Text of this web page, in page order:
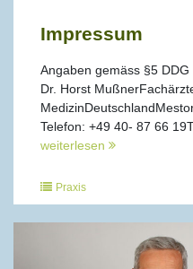
Impressum
Angaben gemäss §5
Dr. Horst
Telefon: +49 40- 87 66
weiterlesen
Praxis